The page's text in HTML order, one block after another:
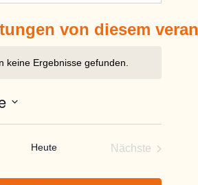
von diesem
keine Ergebnisse gefunden.
Heute
Nächste